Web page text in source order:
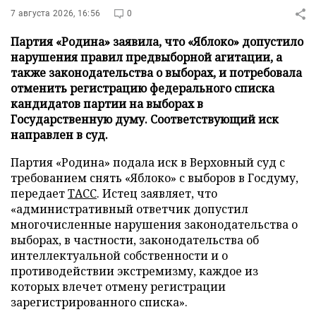
7 августа 2026, 16:56 0
Партия «Родина» заявила, что «Яблоко» допустило
нарушения правил предвыборной агитации, а
также законодательства о выборах, и потребовала
отменить регистрацию федерального списка
кандидатов партии на выборах в
Государственную думу. Соответствующий иск
направлен в суд.
Партия «Родина» подала иск в Верховный суд с
требованием снять «Яблоко» с выборов в Госдуму,
передаетТАСС. Истец заявляет, что
«административный ответчик допустил
многочисленные нарушения законодательства о
выборах, в частности, законодательства об
интеллектуальной собственности и о
противодействии экстремизму, каждое из
которых влечет отмену регистрации
зарегистрированного списка».